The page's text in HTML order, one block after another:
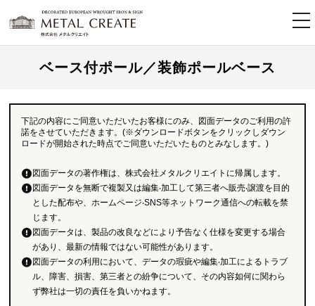
ベース付ポール／装飾ポールベース
下記の内容にご同意いただいたお客様にのみ、図面データのご利用の許
諾をさせていただきます。(※ダウンロードボタンをクリックしダウン
ロードが開始された時点でご同意いただいたものとみなします。)
図面データの著作権は、株式会社メタルクリエイトに帰属します。
図面データを無断で複製又は編集‧加工して第三者へ販売‧譲渡を目的
とした配布や、ホームページ‧SNS等ネットワーク通信への転載を禁
じます。
図面データは、製品の改良などにより予告なく仕様を変更する場合
があり、最新の情報ではない可能性があります。
図面データの利用において、データの瑕疵や編集‧加工によるトラブ
ル、障害、損害、第三者との紛争について、その内容如何に関わら
ず弊社は一切の責任を負いかねます。